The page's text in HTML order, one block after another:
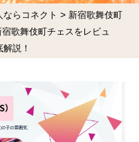
らコネクト > 新宿歌舞伎町
歌舞伎町チェスをレビュ
説！